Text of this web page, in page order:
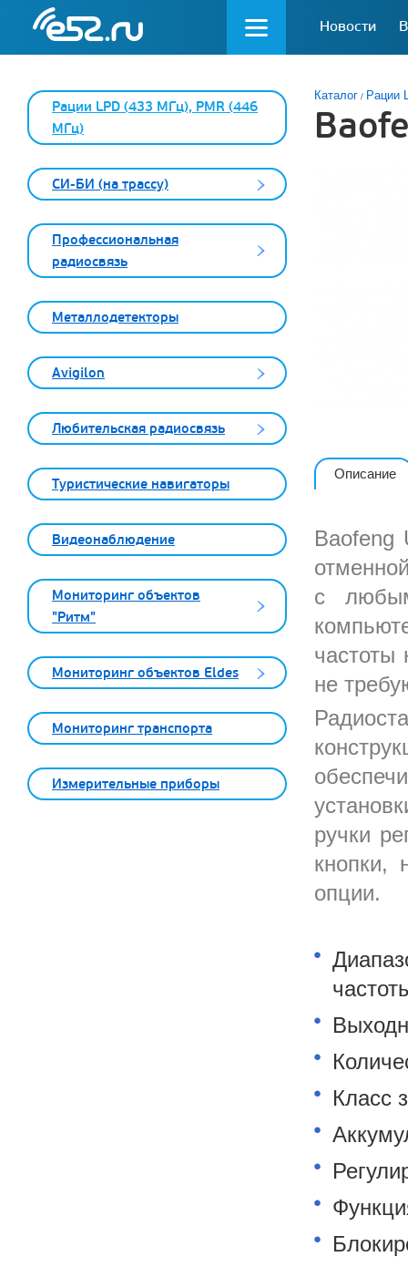
Новости
Рации LPD (433 МГц), PMR (446
МГц)
СИ-БИ (на трассу)
Профессиональная
радиосвязь
Металлодетекторы
Avigilon
Любительская радиосвязь
Туристические навигаторы
Видеонаблюдение
Мониторинг объектов
"Ритм"
Мониторинг объектов Eldes
Мониторинг транспорта
Измерительные приборы
Каталог Рации
Описание
Baofeng
с
частоты
не
ручки
кнопки,
опции.
Класс